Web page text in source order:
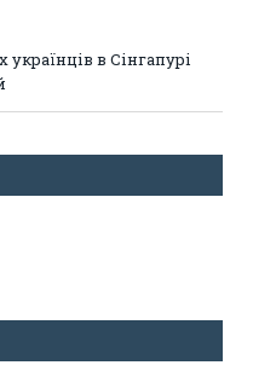
в Сінгапурі